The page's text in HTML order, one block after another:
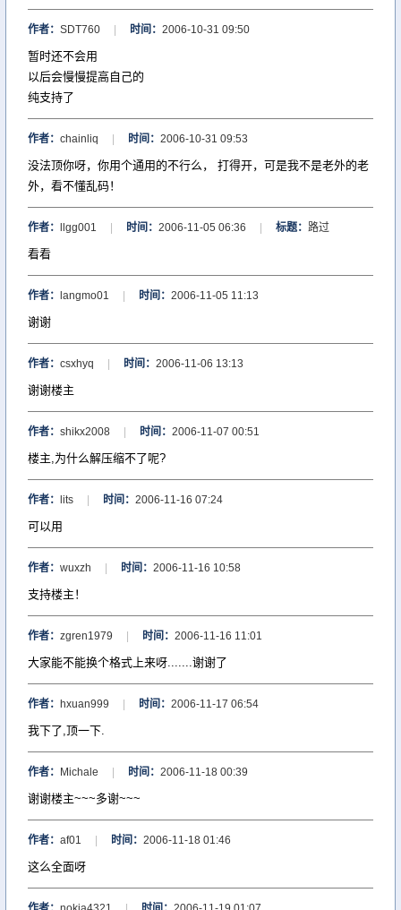
作者： SDT760 时间： 2006-10-31 09:50
暂时还不会用
以后会慢慢提高自己的
纯支持了
作者： chainliq 时间： 2006-10-31 09:53
没法顶你呀，你用个通用的不行么， 打得开，可是我不是老外的老
外，看不懂乱码！
作者： llgg001 时间： 2006-11-05 06:36 标题： 路过
看看
作者： langmo01 时间： 2006-11-05 11:13
谢谢
作者： csxhyq 时间： 2006-11-06 13:13
谢谢楼主
作者： shikx2008 时间： 2006-11-07 00:51
楼主,为什么解压缩不了呢?
作者： lits 时间： 2006-11-16 07:24
可以用
作者： wuxzh 时间： 2006-11-16 10:58
支持楼主！
作者： zgren1979 时间： 2006-11-16 11:01
大家能不能换个格式上来呀.......谢谢了
作者： hxuan999 时间： 2006-11-17 06:54
我下了,顶一下.
作者： Michale 时间： 2006-11-18 00:39
谢谢楼主~~~多谢~~~
作者： af01 时间： 2006-11-18 01:46
这么全面呀